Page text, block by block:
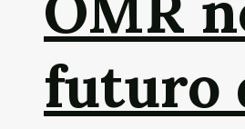
futuro